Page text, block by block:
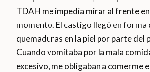
TDAH me impedía mirar al frente
momento. El castigo llegó en forma
quemaduras en la piel por parte del
Cuando vomitaba por la mala
excesivo, me obligaban a comerme